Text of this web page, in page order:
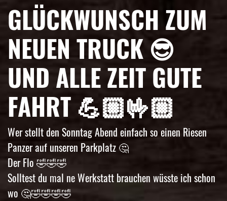
GLÜCKWUNSCH ZUM
NEUEN TRUCK 😎
UND ALLE ZEIT GUTE
FAHRT 💪🏼🤟🏼
Wer stellt den Sonntag Abend einfach so einen Riesen
Panzer auf unseren Parkplatz 🤔
Der Flo 🤣🤣🤣
Solltest du mal ne Werkstatt brauchen wüsste ich schon
wo 🤔🤣🤣🤣🤣